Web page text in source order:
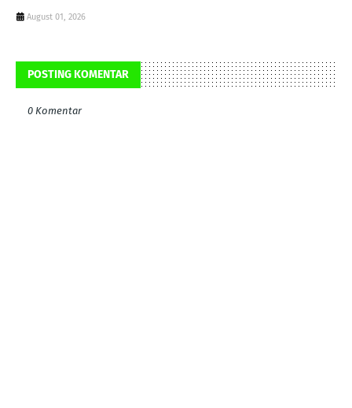
August 01, 2026
POSTING KOMENTAR
0 Komentar